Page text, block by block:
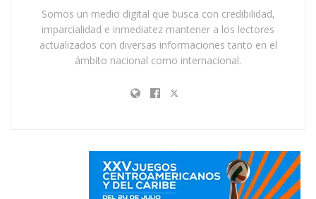
Somos un medio digital que busca con credibilidad,
imparcialidad e inmediatez mantener a los lectores
actualizados con diversas informaciones tanto en el
ámbito nacional como internacional.